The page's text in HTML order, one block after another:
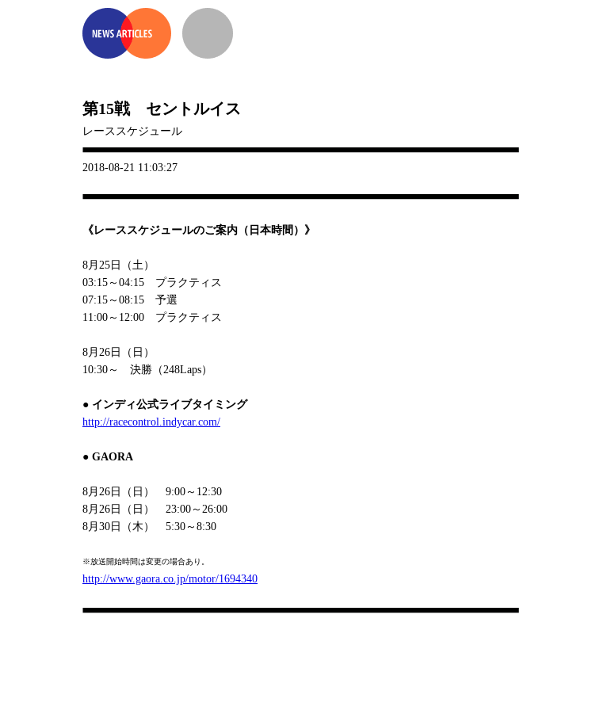
第15戦 セントルイス
レーススケジュール
2018-08-21 11:03:27
《レーススケジュールのご案内（日本時間）》
8月25日（土）
03:15～04:15 プラクティス
07:15～08:15 予選
11:00～12:00 プラクティス
8月26日（日）
10:30～ 決勝（248Laps）
● インディ公式ライブタイミング
http://racecontrol.indycar.com/
● GAORA
8月26日（日） 9:00～12:30
8月26日（日） 23:00～26:00
8月30日（木） 5:30～8:30
※放送開始時間は変更の場合あり。
http://www.gaora.co.jp/motor/1694340